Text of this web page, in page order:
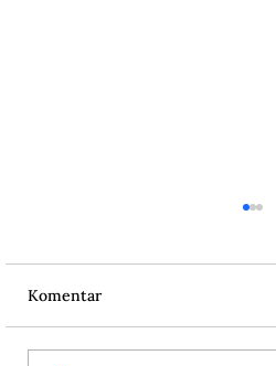
Komentar